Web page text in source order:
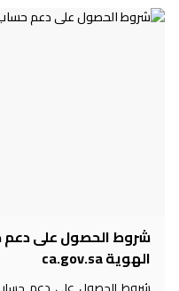
الهوية ca.gov.sa